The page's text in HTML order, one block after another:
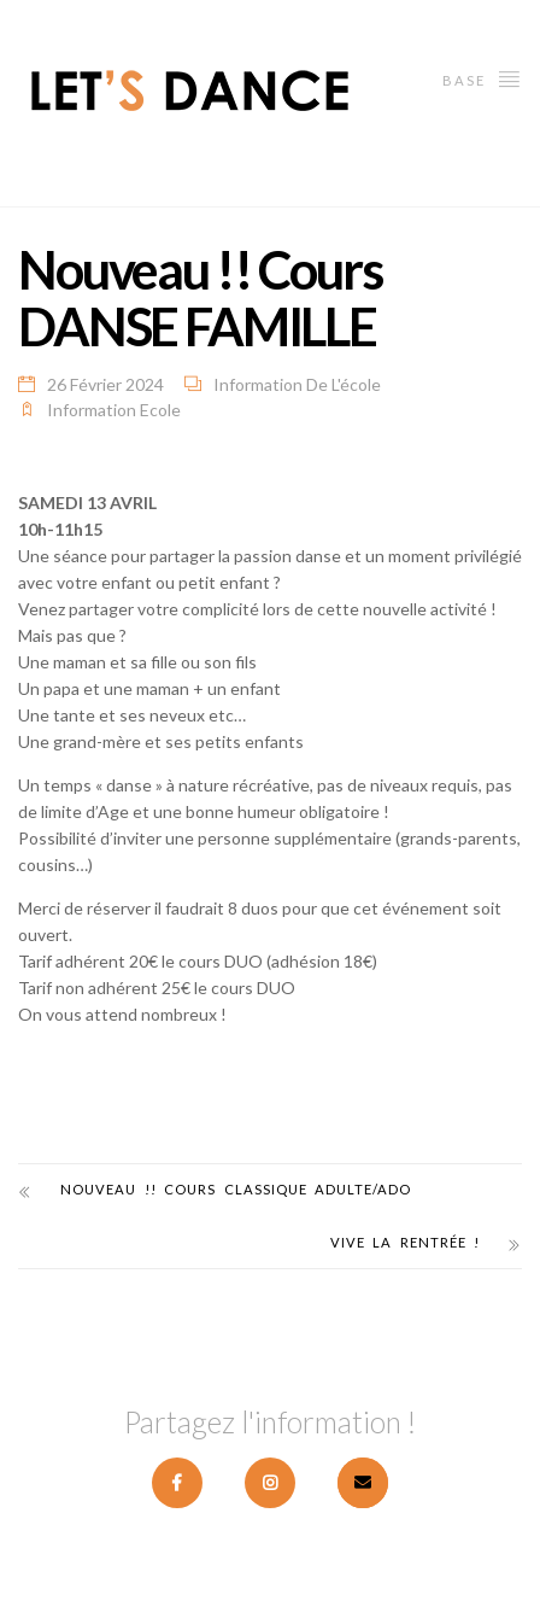
BASE
Nouveau !! Cours
DANSE FAMILLE
26 Février 2024
Information De L'école
Information Ecole
SAMEDI 13 AVRIL
10h-11h15
Une séance pour partager la passion danse et un moment privilégié
avec votre enfant ou petit enfant ?
Venez partager votre complicité lors de cette nouvelle activité !
Mais pas que ?
Une maman et sa fille ou son fils
Un papa et une maman + un enfant
Une tante et ses neveux etc…
Une grand-mère et ses petits enfants
Un temps « danse » à nature récréative, pas de niveaux requis, pas
de limite d’Age et une bonne humeur obligatoire !
Possibilité d’inviter une personne supplémentaire (grands-parents,
cousins…)
Merci de réserver il faudrait 8 duos pour que cet événement soit
ouvert.
Tarif adhérent 20€ le cours DUO (adhésion 18€)
Tarif non adhérent 25€ le cours DUO
On vous attend nombreux !
NOUVEAU !! COURS CLASSIQUE ADULTE/ADO
VIVE LA RENTRÉE !
Partagez l'information !